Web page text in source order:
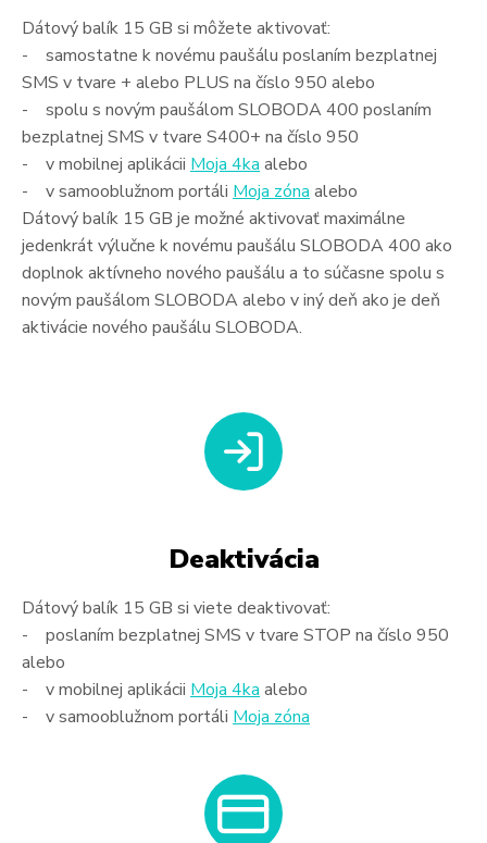
Dátový balík 15 GB si môžete aktivovať:
- samostatne k novému paušálu poslaním bezplatnej
SMS v tvare + alebo PLUS na číslo 950 alebo
- spolu s novým paušálom SLOBODA 400 poslaním
bezplatnej SMS v tvare S400+ na číslo 950
- v mobilnej aplikácii Moja 4ka alebo
- v samooblužnom portáli Moja zóna alebo
Dátový balík 15 GB je možné aktivovať maximálne
jedenkrát výlučne k novému paušálu SLOBODA 400 ako
doplnok aktívneho nového paušálu a to súčasne spolu s
novým paušálom SLOBODA alebo v iný deň ako je deň
aktivácie nového paušálu SLOBODA.
Deaktivácia
Dátový balík 15 GB si viete deaktivovať:
- poslaním bezplatnej SMS v tvare STOP na číslo 950
alebo
- v mobilnej aplikácii Moja 4ka alebo
- v samooblužnom portáli Moja zóna